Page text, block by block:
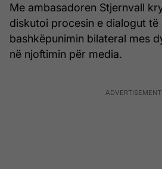
Me ambasadoren Stjernvall
diskutoi procesin e dialogut të
bashkëpunimin bilateral mes
në njoftimin për media.